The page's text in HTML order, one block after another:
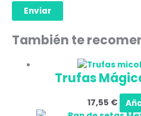
También te
Trufas
17,55 €